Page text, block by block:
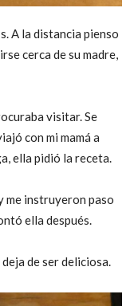
A la distancia pienso
cerca de su madre,
visitar. Se
con mi mamá a
ella pidió la receta.
me instruyeron paso
ella después.
de ser deliciosa.